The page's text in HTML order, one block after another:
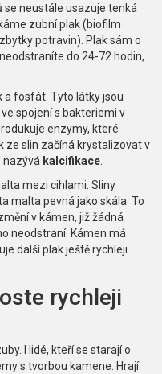
se neustále usazuje tenká
zubní plak(biofilm
potravin). Plak sám o
do 24-72 hodin,
a fosfát. Tyto látky jsou
spojení s bakteriemi v
enzymy, které
ze slin začíná krystalizovat v
nazývá kalcifikace
mezi cihlami. Sliny
malta pevná jako skála. To
v kámen, již žádná
neodstraní. Kámen má
další plak ještě rychleji.
rychleji
I lidé, kteří se starají o
s tvorbou kamene. Hrají